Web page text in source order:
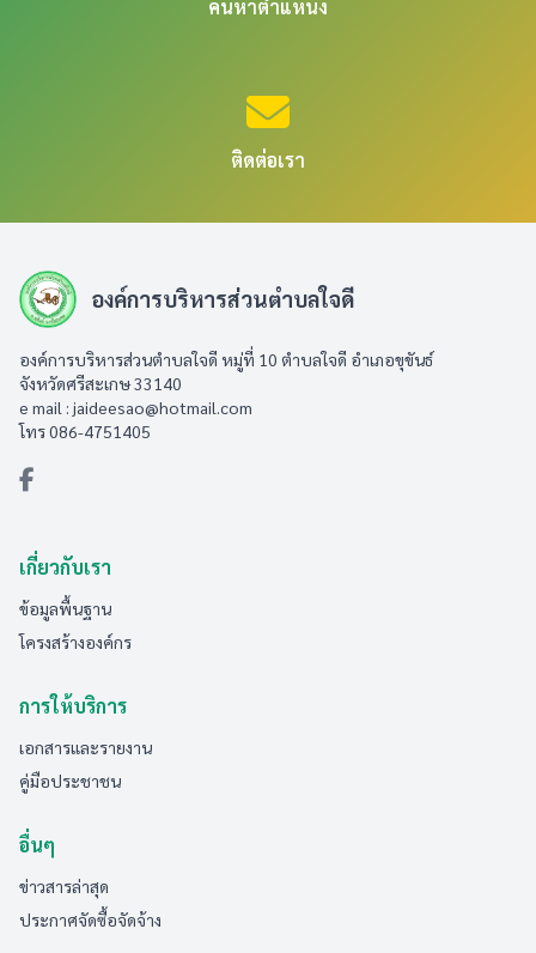
ค้นหาตำแหน่ง
ติดต่อเรา
องค์การบริหารส่วนตำบลใจดี
องค์การบริหารส่วนตำบลใจดี หมู่ที่ 10 ตำบลใจดี อำเภอขุขันธ์
จังหวัดศรีสะเกษ 33140
e mail : jaideesao@hotmail.com
โทร 086-4751405
เกี่ยวกับเรา
ข้อมูลพื้นฐาน
โครงสร้างองค์กร
การให้บริการ
เอกสารและรายงาน
คู่มือประชาชน
อื่นๆ
ข่าวสารล่าสุด
ประกาศจัดซื้อจัดจ้าง